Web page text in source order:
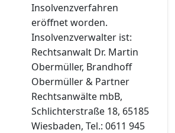
Insolvenzverfahren
eröffnet worden.
Insolvenzverwalter ist:
Rechtsanwalt Dr. Martin
Obermüller, Brandhoff
Obermüller & Partner
Rechtsanwälte mbB,
Schlichterstraße 18, 65185
Wiesbaden, Tel.: 0611 945